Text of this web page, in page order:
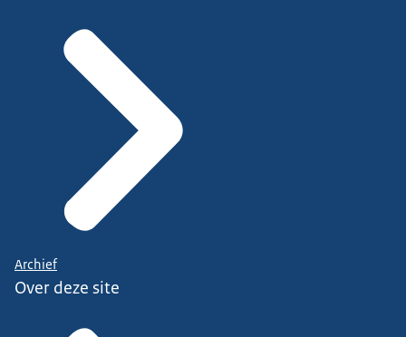
Archief
Over deze site